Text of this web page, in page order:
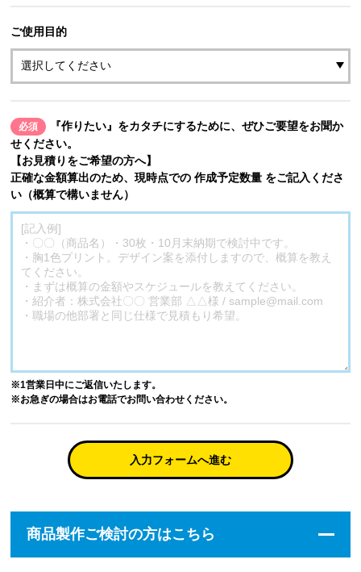
ご使用目的
必須
『作りたい』をカタチにするために、ぜひご要望をお聞か
せください。
【お見積りをご希望の方へ】
正確な金額算出のため、現時点での 作成予定数量 をご記入くださ
い（概算で構いません）
※1営業日中にご返信いたします。
※お急ぎの場合はお電話でお問い合わせください。
入力フォームへ進む
商品製作ご検討の方はこちら